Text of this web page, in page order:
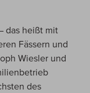
das heißt mit
Fässern und
Wiesler und
des